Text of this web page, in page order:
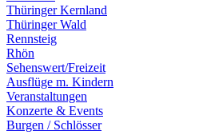
Thüringer Kernland
Thüringer Wald
Rennsteig
Rhön
Sehenswert/Freizeit
Ausflüge m. Kindern
Veranstaltungen
Konzerte & Events
Burgen / Schlösser